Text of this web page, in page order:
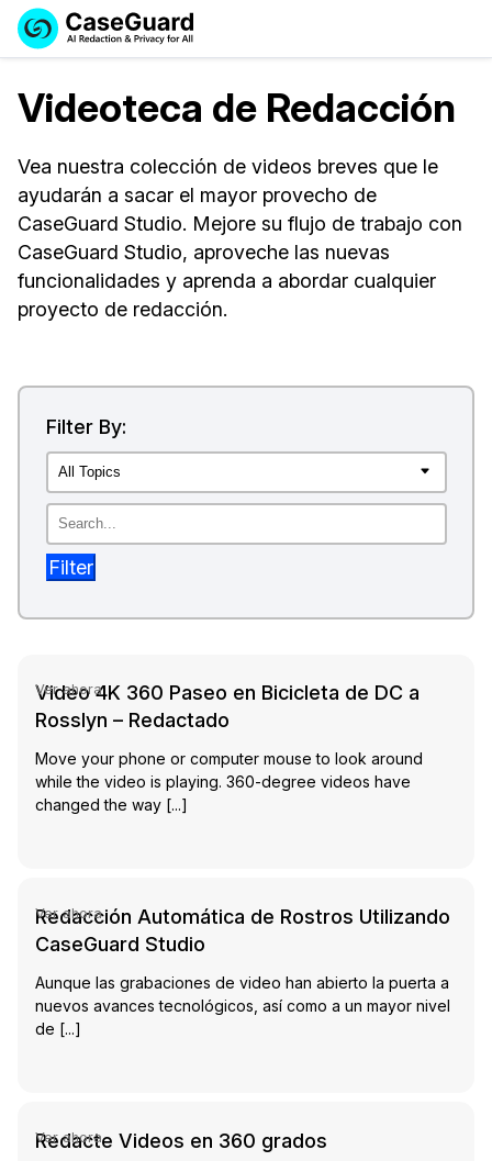
Precios de Redacción a Pedido
Redacción de vídeos
Redacción de documentos
Redacción de audio
Redacción de imágenes
Transcripción y Traducción
Industrias
Cuerpos Policiales
Transportación
Educación
El Gobierno
Sector Jurídico
Servicios Financieros
Medios de Comunicación y
Entretenimiento
Centros de Atención Telefónica
Precios
Recursos
Artículos
Casos Practicos
Centro de Ayuda
Videoteca
Sobre nosotros
Trabaja con nosotros
Contáctanos
Demo
English
Español
Videoteca de Redacción
Vea nuestra colección de videos breves que le
ayudarán a sacar el mayor provecho de
CaseGuard Studio. Mejore su flujo de trabajo con
CaseGuard Studio, aproveche las nuevas
funcionalidades y aprenda a abordar cualquier
proyecto de redacción.
Filter By:
Filter
Video 4K 360 Paseo en Bicicleta de DC a
Rosslyn – Redactado
Move your phone or computer mouse to look around
while the video is playing. 360-degree videos have
changed the way [...]
Ver ahora
Redacción Automática de Rostros Utilizando
CaseGuard Studio
Aunque las grabaciones de video han abierto la puerta a
nuevos avances tecnológicos, así como a un mayor nivel
de [...]
Ver ahora
Redacte Videos en 360 grados
Ver ahora